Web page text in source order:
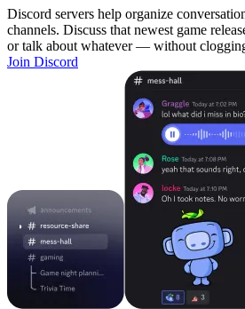
Discord servers help organize
channels. Discuss that newest game
or talk about whatever — without
Join Discord